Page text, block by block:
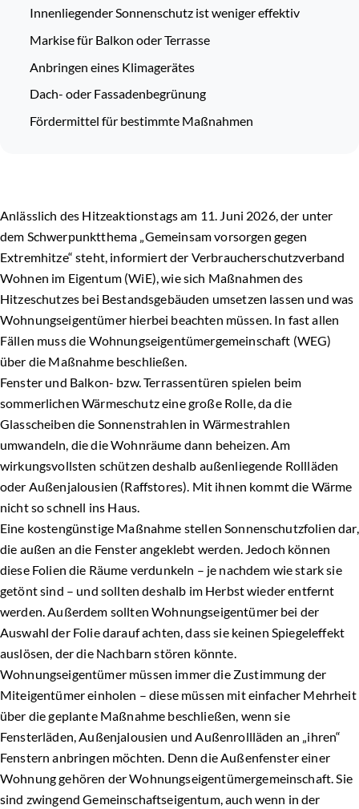
Innenliegender Sonnenschutz ist weniger effektiv
Markise für Balkon oder Terrasse
Anbringen eines Klimagerätes
Dach- oder Fassadenbegrünung
Fördermittel für bestimmte Maßnahmen
Anlässlich des Hitzeaktionstags am 11. Juni 2026, der unter
dem Schwerpunktthema „Gemeinsam vorsorgen gegen
Extremhitze“ steht, informiert der Verbraucherschutzverband
Wohnen im Eigentum (WiE), wie sich Maßnahmen des
Hitzeschutzes bei Bestandsgebäuden umsetzen lassen und was
Wohnungseigentümer hierbei beachten müssen. In fast allen
Fällen muss die Wohnungseigentümergemeinschaft (WEG)
über die Maßnahme beschließen.
Fenster und Balkon- bzw. Terrassentüren spielen beim
sommerlichen Wärmeschutz eine große Rolle, da die
Glasscheiben die Sonnenstrahlen in Wärmestrahlen
umwandeln, die die Wohnräume dann beheizen. Am
wirkungsvollsten schützen deshalb außenliegende Rollläden
oder Außenjalousien (Raffstores). Mit ihnen kommt die Wärme
nicht so schnell ins Haus.
Eine kostengünstige Maßnahme stellen Sonnenschutzfolien dar,
die außen an die Fenster angeklebt werden. Jedoch können
diese Folien die Räume verdunkeln – je nachdem wie stark sie
getönt sind – und sollten deshalb im Herbst wieder entfernt
werden. Außerdem sollten Wohnungseigentümer bei der
Auswahl der Folie darauf achten, dass sie keinen Spiegeleffekt
auslösen, der die Nachbarn stören könnte.
Wohnungseigentümer müssen immer die Zustimmung der
Miteigentümer einholen – diese müssen mit einfacher Mehrheit
über die geplante Maßnahme beschließen, wenn sie
Fensterläden, Außenjalousien und Außenrollläden an „ihren“
Fenstern anbringen möchten. Denn die Außenfenster einer
Wohnung gehören der Wohnungseigentümergemeinschaft. Sie
sind zwingend Gemeinschaftseigentum, auch wenn in der